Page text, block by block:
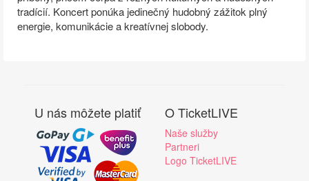
tradícií. Koncert ponúka jedinečný hudobný zážitok plný
energie, komunikácie a kreatívnej slobody.
U nás môžete platiť O TicketLIVE
Naše služby
Partneri
Logo TicketLIVE